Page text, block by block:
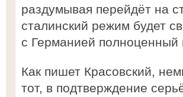
раздумывая перейдёт на
сталинский режим будет
с Германией
Как пишет Красовский,
тот, в подтверждение